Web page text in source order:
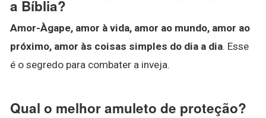
a Bíblia?
Amor-Àgape, amor à vida, amor ao mundo, amor ao
próximo, amor às coisas simples do dia a dia. Esse
é o segredo para combater a inveja.
Qual o melhor amuleto de proteção?